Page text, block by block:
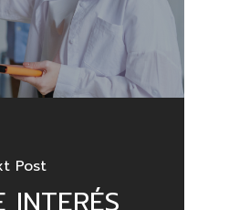
Post
INTERÉS